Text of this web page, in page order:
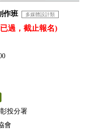
作班 多媒體設計類
過，截止報名)
投分署
會